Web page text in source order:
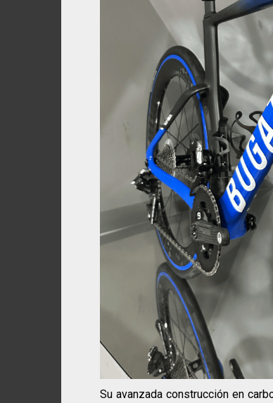
Su avanzada construcción en